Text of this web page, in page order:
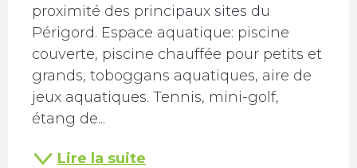
proximité des principaux sites du
Périgord. Espace aquatique: piscine
couverte, piscine chauffée pour petits et
grands, toboggans aquatiques, aire de
jeux aquatiques. Tennis, mini-golf,
étang de...
Lire la suite